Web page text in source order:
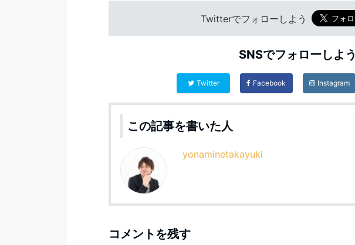
Twitterでフォローしよう
SNSでフォローしよう
Twitter Facebook Instagram
この記事を書いた人
yonaminetakayuki
コメントを残す